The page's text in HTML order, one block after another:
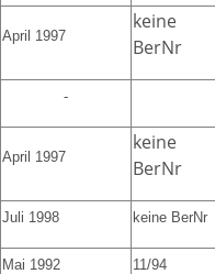
April 1997
keine
BerNr
-
April 1997
keine
BerNr
Juli 1998 keine BerNr
Mai 1992 11/94